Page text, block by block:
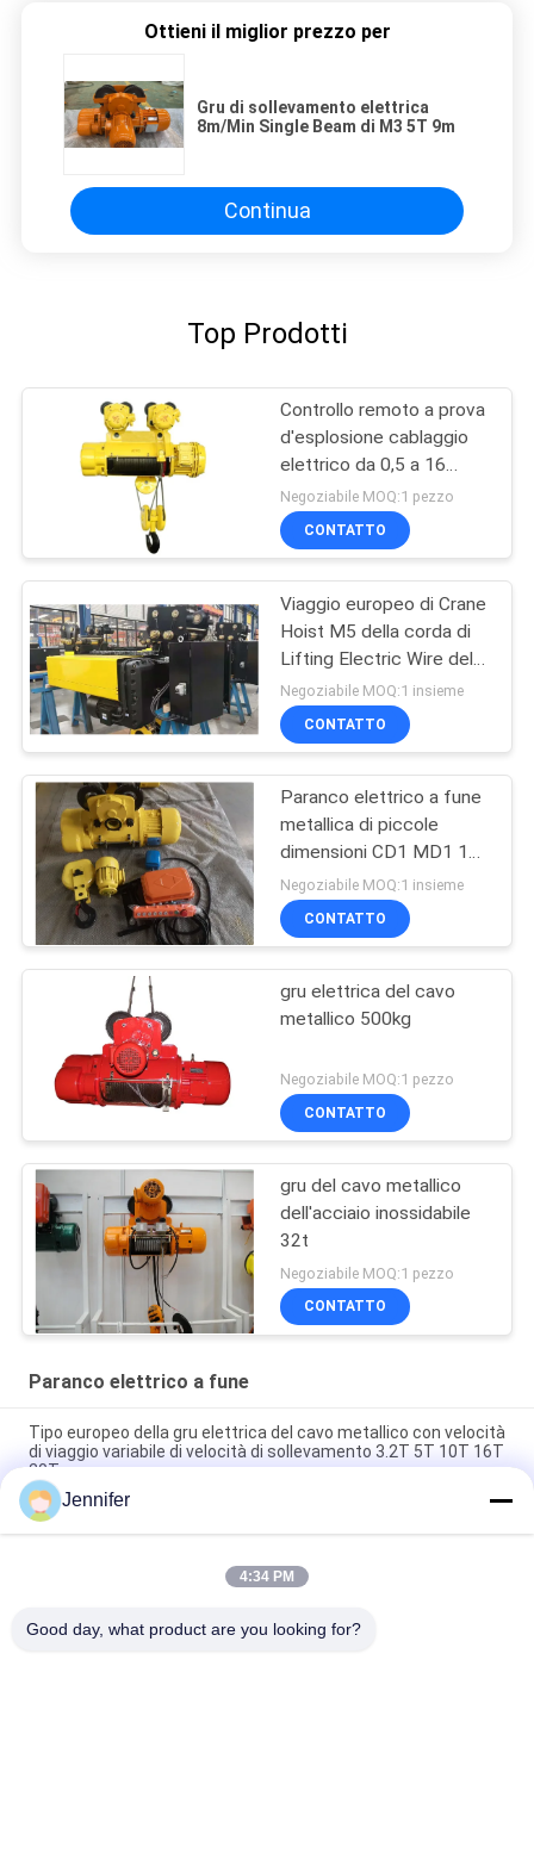
Ottieni il miglior prezzo per
Gru di sollevamento elettrica
8m/Min Single Beam di M3 5T 9m
Continua
Top Prodotti
Controllo remoto a prova
d'esplosione cablaggio
elettrico da 0,5 a 16
tonnellate
Negoziabile MOQ:1 pezzo
CONTATTO
Viaggio europeo di Crane
Hoist M5 della corda di
Lifting Electric Wire del
modello
Negoziabile MOQ:1 insieme
CONTATTO
Paranco elettrico a fune
metallica di piccole
dimensioni CD1 MD1 1
Ton
Negoziabile MOQ:1 insieme
CONTATTO
gru elettrica del cavo
metallico 500kg
Negoziabile MOQ:1 pezzo
CONTATTO
gru del cavo metallico
dell'acciaio inossidabile
32t
Negoziabile MOQ:1 pezzo
CONTATTO
Paranco elettrico a fune
Tipo europeo della gru elettrica del cavo metallico con velocità
di viaggio variabile di velocità di sollevamento 3.2T 5T 10T 16T
20T
0.5t 1t 2t 3t 5t Paranco elettrico a fune CD1/MD1
FEM Granate a motore 10 tonnellate 12 tonnellate 16
tonnellate Granate da ponte a trave singola con sollevamento
Jennifer
4:34 PM
Good day, what product are you looking for?